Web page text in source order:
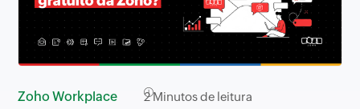
Zoho Workplace 2Minutos de leitura